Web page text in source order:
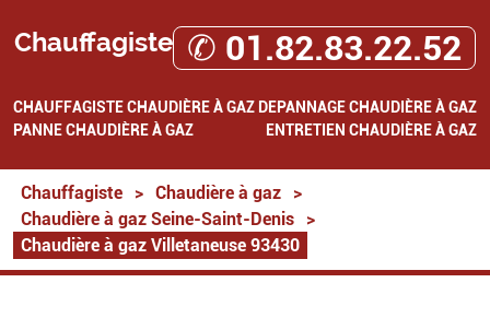
Chauffagiste ✆ 01.82.83.22.52
CHAUFFAGISTECHAUDIÈRE À GAZ DEPANNAGE CHAUDIÈRE À GAZ
PANNE CHAUDIÈRE À GAZ
ENTRETIEN CHAUDIÈRE À GAZ
Chauffagiste > Chaudière à gaz
>
Chaudière à gaz Seine-Saint-Denis
>
Chaudière à gaz Villetaneuse 93430